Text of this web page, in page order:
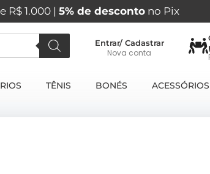
R$ 1.000 | 5% de descontono Pix
Entrar/ Cadastrar
Nova conta
TÊNIS BONÉS ACESSÓRIOS